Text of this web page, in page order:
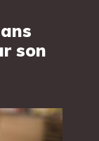
son